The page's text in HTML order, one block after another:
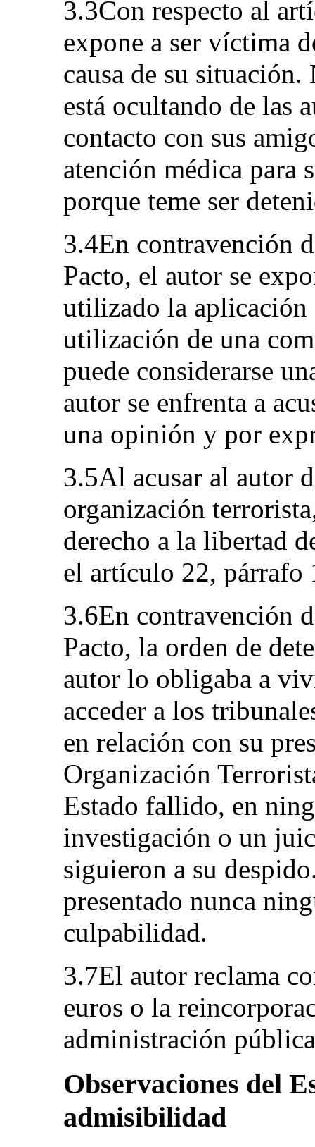
3.3Con respecto al
expone a ser víctima
causa de su
está ocultando de las
contacto con sus
atención médica para
porque teme ser
3.4En contravención
Pacto, el autor se
utilizado la
utilización de una
puede considerarse
autor se enfrenta a
una opinión y por
3.5Al acusar al autor
organización
derecho a la libertad
el artículo 22, párrafo
3.6En contravención
Pacto, la orden de
autor lo obligaba a
acceder a los
en relación con su
Organización
Estado fallido, en
investigación o un
siguieron a su
presentado nunca
culpabilidad.
3.7El autor reclama
euros o la
administración
Observaciones del
admisibilidad